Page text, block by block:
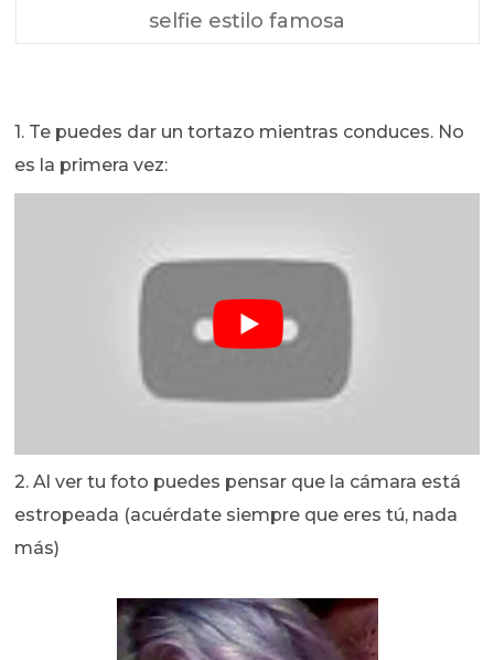
selfie estilo famosa
1. Te puedes dar un tortazo mientras conduces. No
es la primera vez:
2. Al ver tu foto puedes pensar que la cámara está
estropeada (acuérdate siempre que eres tú, nada
más)